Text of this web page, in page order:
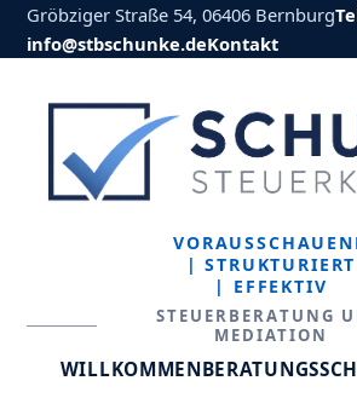
Gröbziger Straße 54, 06406 Bernburg
info@stbschunke.deKontakt
| STRUKTURIERT
| EFFEKTIV
STEUERBERATUNG
MEDIATION
WILLKOMMEN